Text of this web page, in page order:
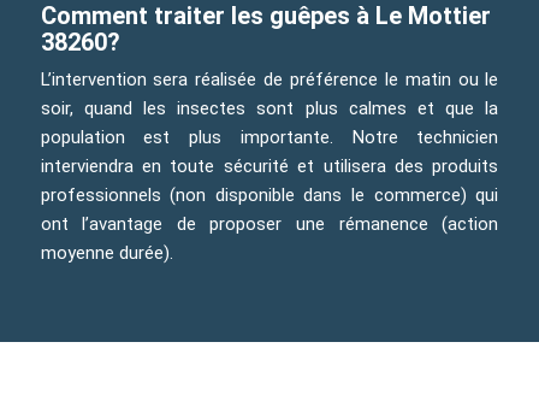
Comment traiter les guêpes à Le Mottier
38260?
L’intervention sera réalisée de préférence le matin ou le
soir, quand les insectes sont plus calmes et que la
population est plus importante. Notre technicien
interviendra en toute sécurité et utilisera des produits
professionnels (non disponible dans le commerce) qui
ont l’avantage de proposer une rémanence (action
moyenne durée).